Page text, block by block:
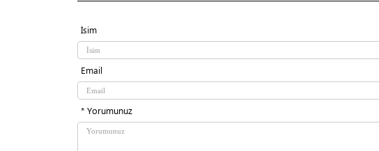
İsim
Email
* Yorumunuz